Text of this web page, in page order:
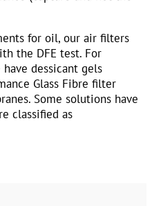
for oil, our air filters
the DFE test. For
dessicant gels
Glass Fibre filter
Some solutions have
classified as